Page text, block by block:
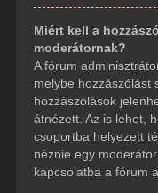
Miért kell a
moderátornak?
A fórum
melybe hozzászólást
hozzászólások
átnézett. Az is lehet,
csoportba helyezett
néznie egy
kapcsolatba a fórum